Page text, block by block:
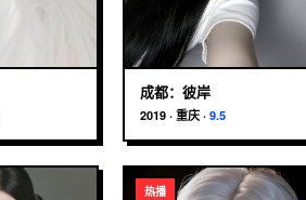
成都：彼岸
2019 ·重庆 ·9.5
热播